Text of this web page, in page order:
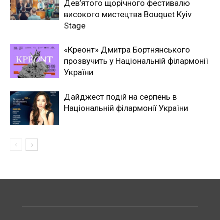
Дев’ятого щорічного фестивалю
високого мистецтва Bouquet Kyiv
Stage
«Креонт» Дмитра Бортнянського
прозвучить у Національній філармонії
України
Дайджест подій на серпень в
Національній філармонії України